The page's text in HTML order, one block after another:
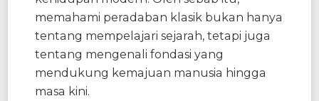
memahami peradaban klasik bukan hanya
tentang mempelajari sejarah, tetapi juga
tentang mengenali fondasi yang
mendukung kemajuan manusia hingga
masa kini.